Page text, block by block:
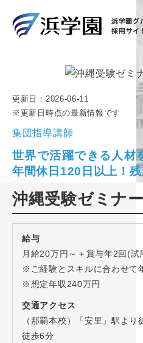
更新日： 2026-06-11
※更新日時点の最新情報です
集団指導講師
世界で活躍できる人材
年間休日120日以上！
沖縄受験ゼミナ
給与
月給20万円～＋賞与年2回(試
※ご経験とスキルに合わせて
※想定年収240万円
交通アクセス
（那覇本校）「安里」駅よ
徒歩6分